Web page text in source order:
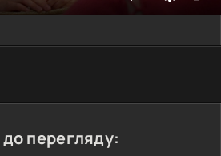
перегляду: